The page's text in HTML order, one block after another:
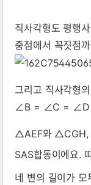
직사각형도 평행
중점에서 꼭짓점
그리고 직사각형
∠B = ∠C = ∠D
△AEF와 △CGH,
SAS합동이에요.
네 변의 길이가 모